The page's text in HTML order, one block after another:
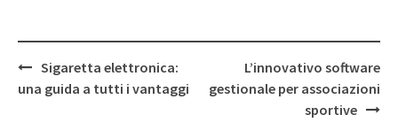
Post
navigation
Sigaretta elettronica:
una guida a tutti i vantaggi
L’innovativo software
gestionale per associazioni
sportive